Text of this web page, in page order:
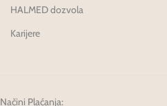
HALMED dozvola
Karijere
Načini Plaćanja: